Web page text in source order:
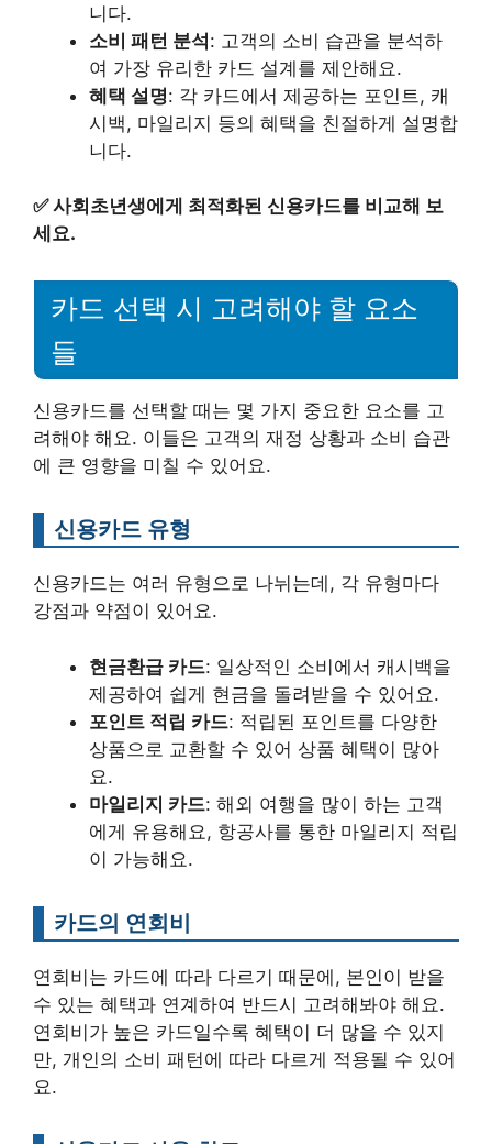
니다.
소비 패턴 분석: 고객의 소비 습관을 분석하
여 가장 유리한 카드 설계를 제안해요.
혜택 설명: 각 카드에서 제공하는 포인트, 캐
시백, 마일리지 등의 혜택을 친절하게 설명합
니다.
✅사회초년생에게 최적화된 신용카드를 비교해 보
세요.
카드 선택 시 고려해야 할 요소
들
신용카드를 선택할 때는 몇 가지 중요한 요소를 고
려해야 해요. 이들은 고객의 재정 상황과 소비 습관
에 큰 영향을 미칠 수 있어요.
신용카드 유형
신용카드는 여러 유형으로 나뉘는데, 각 유형마다
강점과 약점이 있어요.
현금환급 카드: 일상적인 소비에서 캐시백을
제공하여 쉽게 현금을 돌려받을 수 있어요.
포인트 적립 카드: 적립된 포인트를 다양한
상품으로 교환할 수 있어 상품 혜택이 많아
요.
마일리지 카드: 해외 여행을 많이 하는 고객
에게 유용해요, 항공사를 통한 마일리지 적립
이 가능해요.
카드의 연회비
연회비는 카드에 따라 다르기 때문에, 본인이 받을
수 있는 혜택과 연계하여 반드시 고려해봐야 해요.
연회비가 높은 카드일수록 혜택이 더 많을 수 있지
만, 개인의 소비 패턴에 따라 다르게 적용될 수 있어
요.